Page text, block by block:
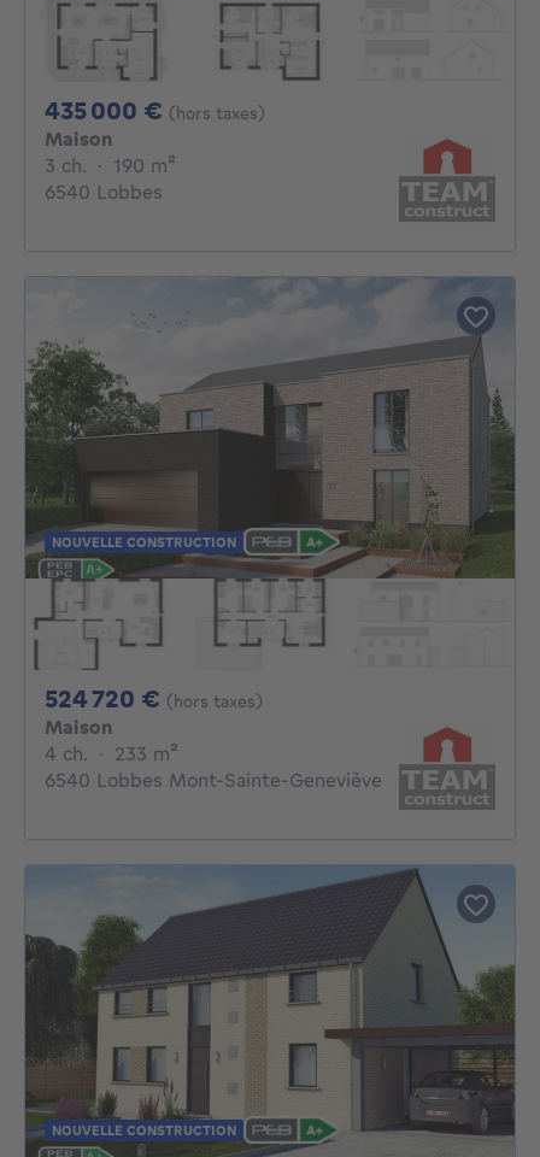
435 000 € 435000€
(hors taxes)
Maison
3 ch. 3 chambres
· 190 m²
6540 Lobbes
NOUVELLE CONSTRUCTION
524 720 € 524720€
(hors taxes)
Maison
4 ch. 4 chambres
· 233 m²
6540 Lobbes Mont-Sainte-Geneviève
NOUVELLE CONSTRUCTION